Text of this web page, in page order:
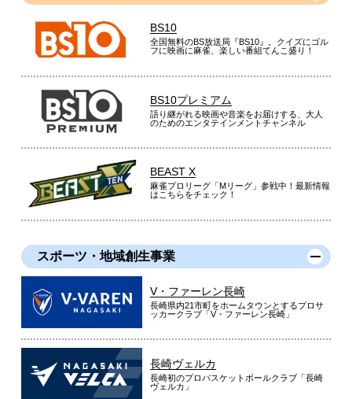
BS10
全国無料のBS放送局『BS10』。クイズにゴル
フに映画に麻雀、楽しい番組てんこ盛り！
BS10プレミアム
語り継がれる映画や音楽をお届けする、大人
のためのエンタテインメントチャンネル
BEAST X
麻雀プロリーグ「Mリーグ」参戦中！最新情報
はこちらをチェック！
スポーツ・地域創生事業
V・ファーレン長崎
長崎県内21市町をホームタウンとするプロサ
ッカークラブ「V・ファーレン長崎」
長崎ヴェルカ
長崎初のプロバスケットボールクラブ「長崎
ヴェルカ」